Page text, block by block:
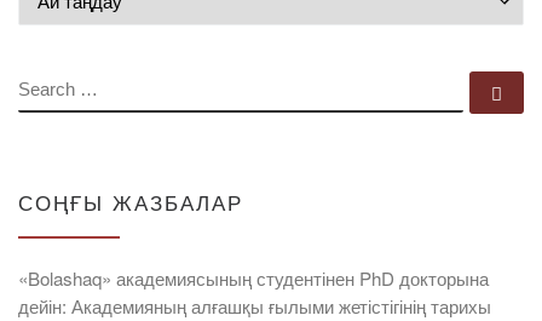
SEARCH
СОҢҒЫ ЖАЗБАЛАР
«Bolashaq» академиясының студентінен PhD докторына
дейін: Академияның алғашқы ғылыми жетістігінің тарихы